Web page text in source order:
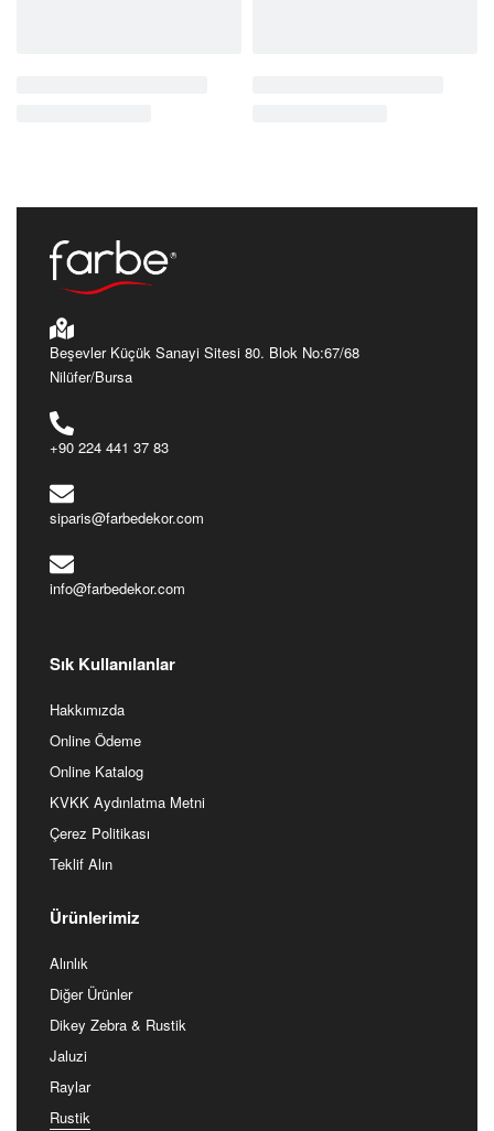
CT3027
Ürünü İncele
CT4522
Beşevler Küçük Sanayi Sitesi 80. Blok No:67/68
Nilüfer/Bursa
info@farbedekor.com
Sık Kullanılanlar
Online Ödeme
Çerez Politikası
Teklif Alın
Ürünlerimiz